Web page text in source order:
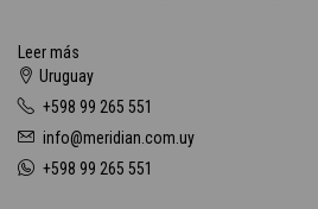
Leer más
Uruguay
+598 99 265 551
info@meridian.com.uy
+598 99 265 551